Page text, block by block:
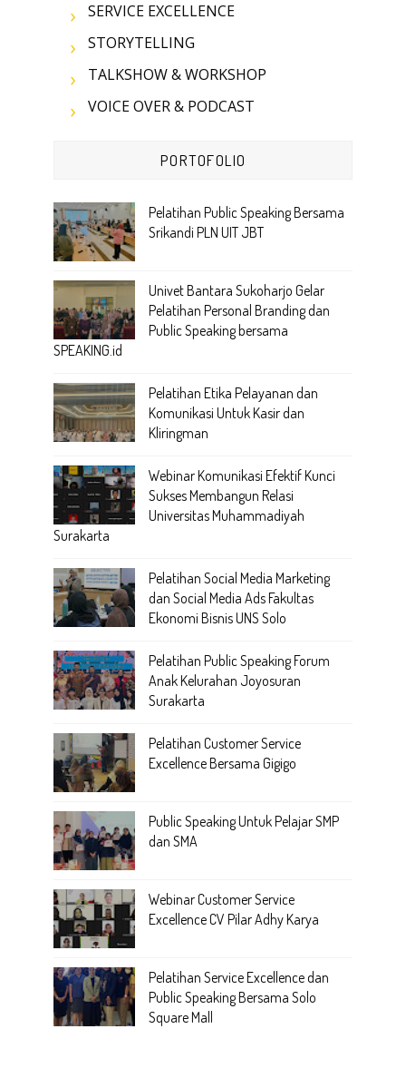
SERVICE EXCELLENCE
STORYTELLING
TALKSHOW & WORKSHOP
VOICE OVER & PODCAST
PORTOFOLIO
Pelatihan Public Speaking Bersama
Srikandi PLN UIT JBT
Univet Bantara Sukoharjo Gelar
Pelatihan Personal Branding dan
Public Speaking bersama
SPEAKING.id
Pelatihan Etika Pelayanan dan
Komunikasi Untuk Kasir dan
Kliringman
Webinar Komunikasi Efektif Kunci
Sukses Membangun Relasi
Universitas Muhammadiyah
Surakarta
Pelatihan Social Media Marketing
dan Social Media Ads Fakultas
Ekonomi Bisnis UNS Solo
Pelatihan Public Speaking Forum
Anak Kelurahan Joyosuran
Surakarta
Pelatihan Customer Service
Excellence Bersama Gigigo
Public Speaking Untuk Pelajar SMP
dan SMA
Webinar Customer Service
Excellence CV Pilar Adhy Karya
Pelatihan Service Excellence dan
Public Speaking Bersama Solo
Square Mall